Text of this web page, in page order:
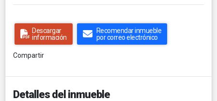
Descargar
información
Recomendar inmueble
por correo electrónico
Compartir
Detalles del inmueble